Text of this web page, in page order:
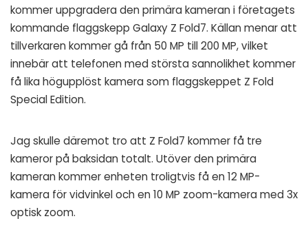
kommer uppgradera den primära kameran i företagets
kommande flaggskepp Galaxy Z Fold7. Källan menar att
tillverkaren kommer gå från 50 MP till 200 MP, vilket
innebär att telefonen med största sannolikhet kommer
få lika högupplöst kamera som flaggskeppet Z Fold
Special Edition.
Jag skulle däremot tro att Z Fold7 kommer få tre
kameror på baksidan totalt. Utöver den primära
kameran kommer enheten troligtvis få en 12 MP-
kamera för vidvinkel och en 10 MP zoom-kamera med 3x
optisk zoom.